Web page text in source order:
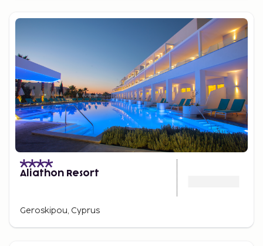
Aliathon Resort
Geroskipou, Cyprus